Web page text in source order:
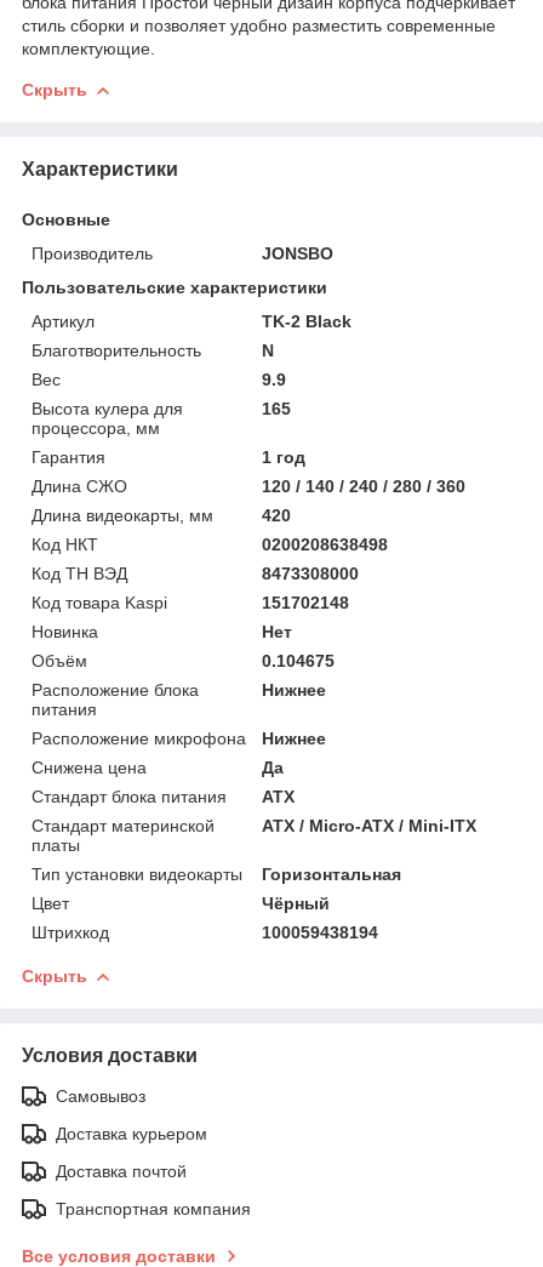
стиль сборки и позволяет удобно разместить современные
комплектующие.
Скрыть
Характеристики
Основные
Производитель
JONSBO
Пользовательские характеристики
Артикул
TK-2 Black
Благотворительность
N
Вес
9.9
Высота кулера для
процессора, мм
165
Гарантия
1 год
Длина СЖО
120 / 140 / 240 / 280 / 360
Длина видеокарты, мм
420
Код НКТ
0200208638498
Код ТН ВЭД
8473308000
Код товара Kaspi
151702148
Новинка
Нет
Объём
0.104675
Расположение блока
питания
Нижнее
Расположение микрофона
Нижнее
Снижена цена
Да
Стандарт блока питания
ATX
Стандарт материнской
платы
ATX / Micro-ATX / Mini-ITX
Тип установки видеокарты
Горизонтальная
Цвет
Чёрный
Штрихкод
100059438194
Скрыть
Условия доставки
Самовывоз
Доставка курьером
Доставка почтой
Транспортная компания
Все условия доставки